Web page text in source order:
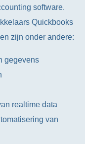
software.
Quickbooks
zijn onder andere:
gegevens
realtime data
van